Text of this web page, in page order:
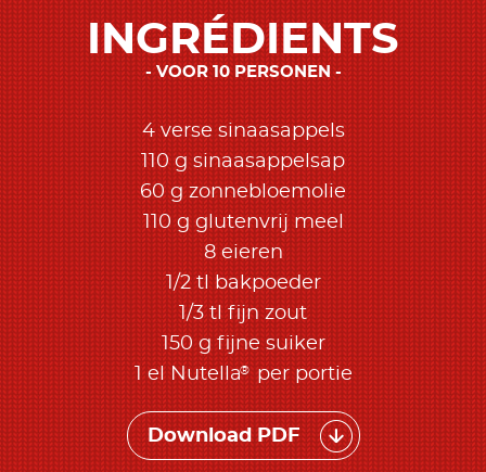
INGRÉDIENTS
VOOR 10 PERSONEN
4 verse sinaasappels
110 g sinaasappelsap
60 g zonnebloemolie
110 g glutenvrij meel
8 eieren
1/2 tl bakpoeder
1/3 tl fijn zout
150 g fijne suiker
1 el Nutella®per portie
Download PDF